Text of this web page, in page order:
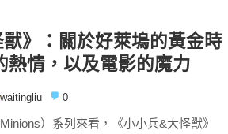
獸》：關於好萊塢的黃金時
熱情，以及電影的魔力
waitingliu 0
）系列來看，《小小兵&大怪獸》